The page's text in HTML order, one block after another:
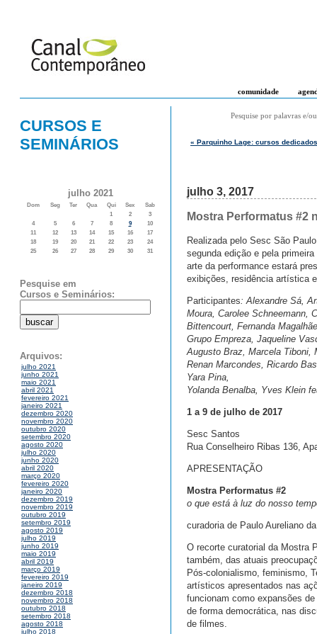
comunidade
CURSOS E
SEMINÁRIOS
julho 2021
Dom Seg Ter Qua Qui Sex
Sab
1
2
3
4
5 6 7 8 9
10
11
12 13 14 15 16
17
18
19 20 21 22 23
24
25
26 27 28 29 30 31
Pesquise em
Cursos e Seminários:
Arquivos:
julho 2021
junho 2021
maio 2021
abril 2021
fevereiro 2021
janeiro 2021
dezembro 2020
novembro 2020
outubro 2020
setembro 2020
agosto 2020
julho 2020
junho 2020
abril 2020
março 2020
fevereiro 2020
janeiro 2020
dezembro 2019
novembro 2019
outubro 2019
setembro 2019
agosto 2019
julho 2019
junho 2019
maio 2019
abril 2019
março 2019
fevereiro 2019
janeiro 2019
dezembro 2018
novembro 2018
outubro 2018
setembro 2018
agosto 2018
julho 2018
Pesquise por palavras e/
« Parquinho Lage: cursos
julho 3, 2017
Mostra Performatus #2
Realizada pelo Sesc São
segunda edição e pela
arte da performance estará
exibições, residência artística
Participantes: Alexandre Sá,
Moura, Carolee Schneemann,
Bittencourt, Fernanda
Grupo Empreza, Jaqueline
Augusto Braz, Marcela Tiboni,
Renan Marcondes, Ricardo
Yara Pina,
Yolanda Benalba, Yves Klein
1 a 9 de julho de 2017
Sesc Santos
Rua Conselheiro Ribas 136,
APRESENTAÇÃO
Mostra Performatus #2
o que está à luz do nosso
curadoria de Paulo Aureliano
O recorte curatorial da Mostra
também, das atuais
Pós-colonialismo, feminismo,
artísticos apresentados nas
funcionam como expansões
de forma democrática, nas
de filmes.